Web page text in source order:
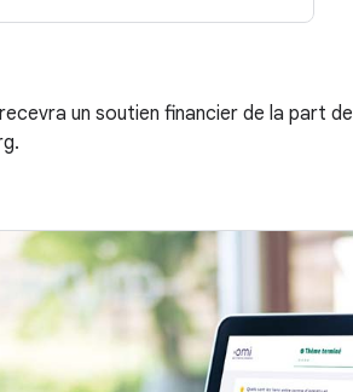
un soutien financier de la part de